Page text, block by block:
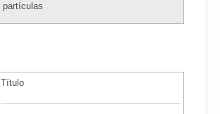
partículas
Título